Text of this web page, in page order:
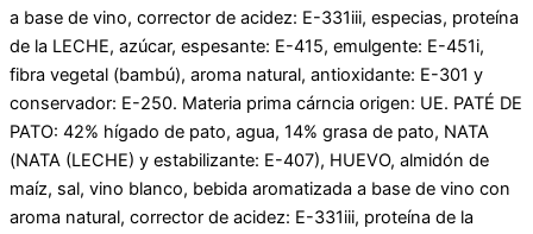
a base de vino, corrector de acidez: E-331iii, especias, proteína
de la LECHE, azúcar, espesante: E-415, emulgente: E-451i,
fibra vegetal (bambú), aroma natural, antioxidante: E-301 y
conservador: E-250. Materia prima cárncia origen: UE. PATÉ DE
PATO: 42% hígado de pato, agua, 14% grasa de pato, NATA
(NATA (LECHE) y estabilizante: E-407), HUEVO, almidón de
maíz, sal, vino blanco, bebida aromatizada a base de vino con
aroma natural, corrector de acidez: E-331iii, proteína de la